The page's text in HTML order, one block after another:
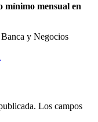
mínimo mensual en
y Negocios
Los campos